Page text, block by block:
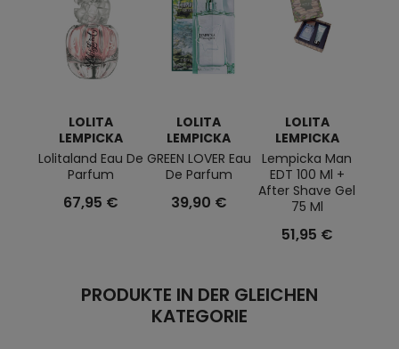
LOLITA
LEMPICKA
Lolitaland Eau De
Parfum
67,95 €
LOLITA
LEMPICKA
GREEN LOVER Eau
De Parfum
39,90 €
LOLITA
LEMPICKA
Lempicka Man
EDT 100 Ml +
After Shave Gel
75 Ml
51,95 €
PRODUKTE IN DER GLEICHEN
KATEGORIE